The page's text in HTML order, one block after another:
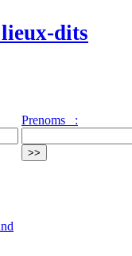
dits
Prenoms :